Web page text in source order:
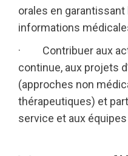
orales en
informations
· Contribuer aux
continue, aux projets
(approches non
thérapeutiques) et
service et aux